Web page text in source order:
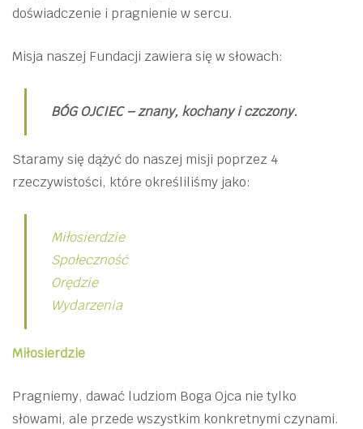
doświadczenie i pragnienie w sercu.
Misja naszej Fundacji zawiera się w słowach:
BÓG OJCIEC – znany, kochany i czczony.
Staramy się dążyć do naszej misji poprzez 4
rzeczywistości, które określiliśmy jako:
Miłosierdzie
Społeczność
Orędzie
Wydarzenia
Miłosierdzie
Pragniemy, dawać ludziom Boga Ojca nie tylko
słowami, ale przede wszystkim konkretnymi czynami.